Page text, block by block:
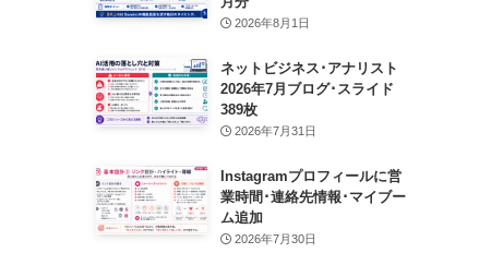
2026年8月1日
ネットビジネス･アナリスト
2026年7月ブログ･スライド
389枚
2026年7月31日
Instagramプロフィールに営
業時間･連絡先情報･マイブー
ム追加
2026年7月30日